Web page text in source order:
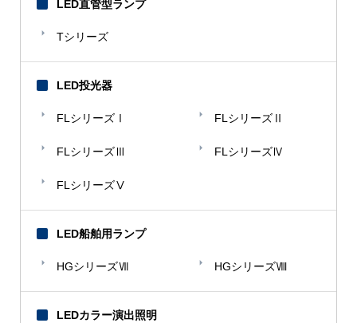
LED直管型ランプ
Tシリーズ
LED投光器
FLシリーズⅠ FLシリーズⅡ
FLシリーズⅢ FLシリーズⅣ
FLシリーズⅤ
LED船舶用ランプ
HGシリーズⅦ HGシリーズⅧ
LEDカラー演出照明